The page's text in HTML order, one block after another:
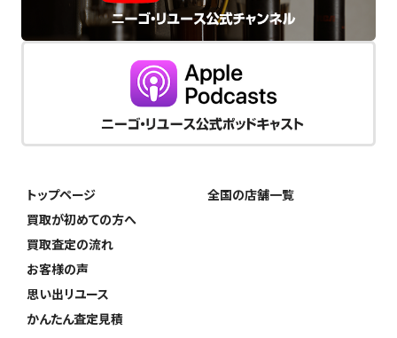
トップページ
買取が初めての方へ
買取査定の流れ
お客様の声
思い出リユース
かんたん査定見積
全国の店舗一覧